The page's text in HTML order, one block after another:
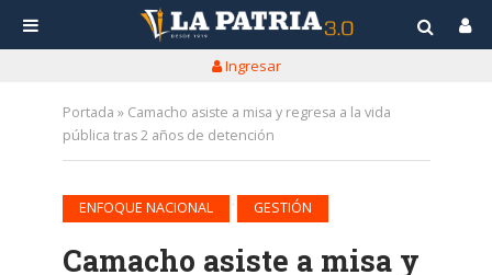
Ingresar
Portada » Camacho asiste a misa y regresa a la vida
pública tras 2 años de detención
ENFOQUE NACIONAL GESTIÓN
Camacho asiste a misa y